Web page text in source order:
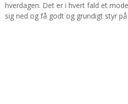
hverdagen. Det er i hvert fald et
sig ned og få godt og grundigt styr